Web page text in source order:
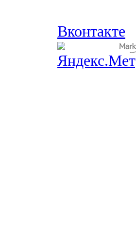
Вконтакте